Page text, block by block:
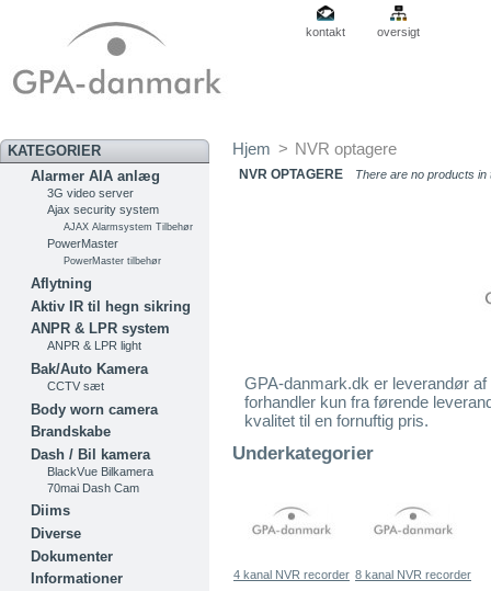
kontakt oversigt
KATEGORIER
Alarmer AIA anlæg
3G video server
Ajax security system
AJAX Alarmsystem Tilbehør
PowerMaster
PowerMaster tilbehør
Aflytning
Aktiv IR til hegn sikring
ANPR & LPR system
ANPR & LPR light
Bak/Auto Kamera
CCTV sæt
Body worn camera
Brandskabe
Dash / Bil kamera
BlackVue Bilkamera
70mai Dash Cam
Diims
Diverse
Dokumenter
Informationer
Hjem > NVR optagere
NVR OPTAGERE There are no products in
GPA-danmark.dk er leverandør
forhandler kun fra førende
kvalitet til en fornuftig pris.
Underkategorier
4 kanal NVR recorder 8 kanal NVR recorder